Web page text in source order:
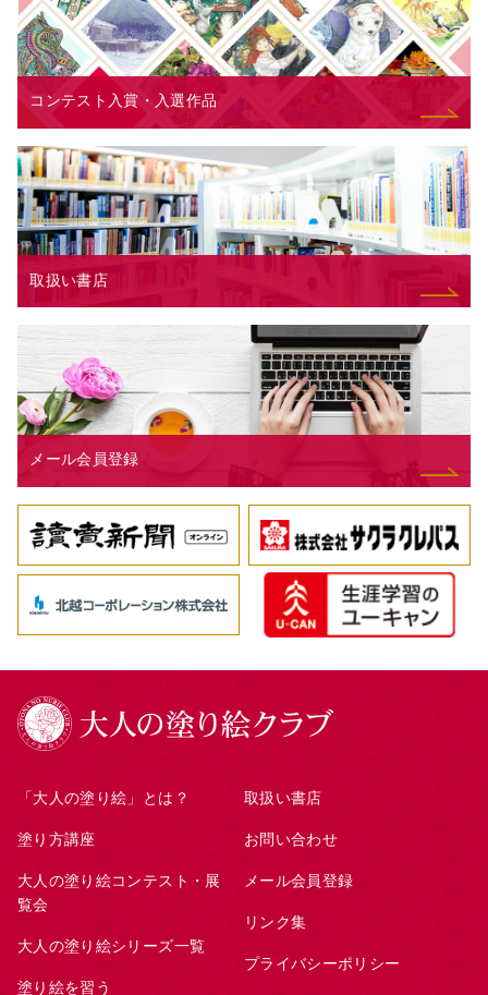
コンテスト入賞・入選作品
取扱い書店
メール会員登録
「大人の塗り絵」とは？
塗り方講座
大人の塗り絵コンテスト・展
覧会
大人の塗り絵シリーズ一覧
塗り絵を習う
取扱い書店
お問い合わせ
メール会員登録
リンク集
プライバシーポリシー